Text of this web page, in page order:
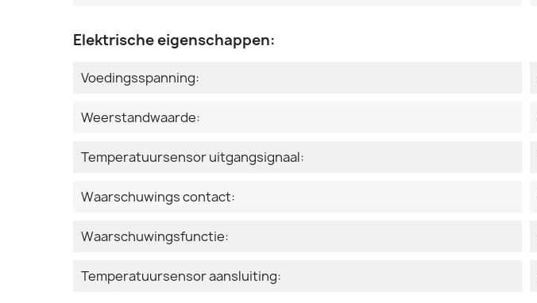
Elektrische eigenschappen:
Voedingsspanning:
Weerstandwaarde:
Temperatuursensor uitgangsignaal:
Waarschuwings contact:
Waarschuwingsfunctie:
Temperatuursensor aansluiting: